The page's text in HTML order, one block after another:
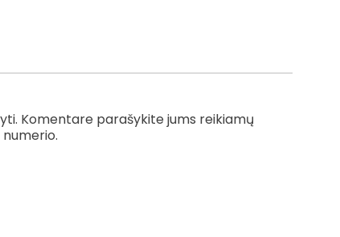
Komentare parašykite jums reikiamų